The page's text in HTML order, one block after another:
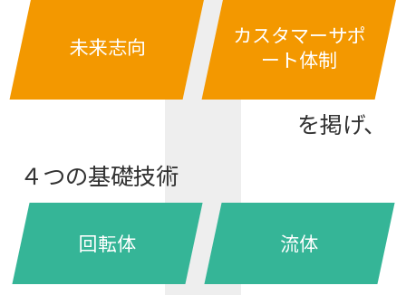
未来志向
カスタマーサポ
ート体制
を掲げ、
４つの基礎技術
回転体 流体